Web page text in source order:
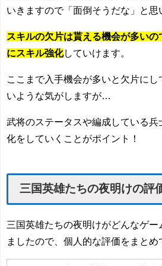
いきますので「面倒そうだな」と思
スキルの欠片は貰える機会が多い
にスキル強化していけます。
ここまで入手機会が多いと欠片に
いような気がしますが…
武将のステータスや編成している兵
化をしていくことがポイント！
三国英雄たちの夜明けの評
三国英雄たちの夜明けがどんなゲー
ましたので、個人的な評価をまとめ